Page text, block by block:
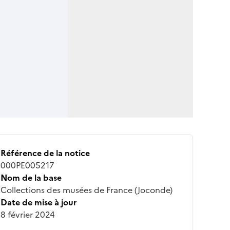
Référence de la notice
000PE005217
Nom de la base
Collections des musées de France (Joconde)
Date de mise à jour
8 février 2024